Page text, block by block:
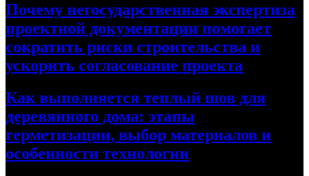
Почему негосударственная экспертиза
проектной документации помогает
сократить риски строительства и
ускорить согласование проекта
Как выполняется теплый шов для
деревянного дома: этапы
герметизации, выбор материалов и
особенности технологии